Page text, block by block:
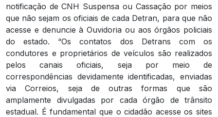
notificação de CNH Suspensa ou Cassação por meios
que não sejam os oficiais de cada Detran, para que não
acesse e denuncie à Ouvidoria ou aos órgãos policiais
do estado. “Os contatos dos Detrans com os
condutores e proprietários de veículos são realizados
pelos canais oficiais, seja por meio de
correspondências devidamente identificadas, enviadas
via Correios, seja de outras formas que são
amplamente divulgadas por cada órgão de trânsito
estadual. É fundamental que o cidadão acesse os sites